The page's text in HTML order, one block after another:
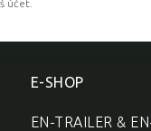
účet.
E-SHOP
EN-TRAILER &